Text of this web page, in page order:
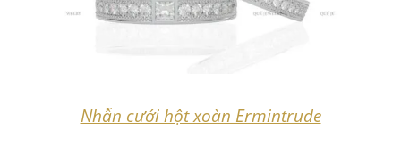
Nhẫn cưới hột xoàn Ermintrude